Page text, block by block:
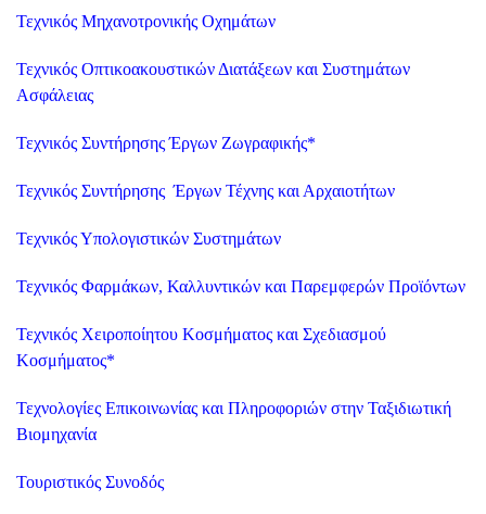
Τεχνικός Μηχανοτρονικής Οχημάτων
Τεχνικός Οπτικοακουστικών Διατάξεων και Συστημάτων
Ασφάλειας
Τεχνικός Συντήρησης Έργων Ζωγραφικής*
Τεχνικός Συντήρησης Έργων Τέχνης και Αρχαιοτήτων
Τεχνικός Υπολογιστικών Συστημάτων
Τεχνικός Φαρμάκων, Καλλυντικών και Παρεμφερών Προϊόντων
Τεχνικός Χειροποίητου Κοσμήματος και Σχεδιασμού
Κοσμήματος*
Τεχνολογίες Επικοινωνίας και Πληροφοριών στην Ταξιδιωτική
Βιομηχανία
Τουριστικός Συνοδός